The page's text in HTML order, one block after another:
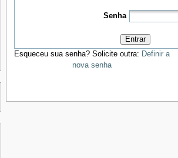
Senha
Entrar
Esqueceu sua senha? Solicite outra: Definir a
nova senha